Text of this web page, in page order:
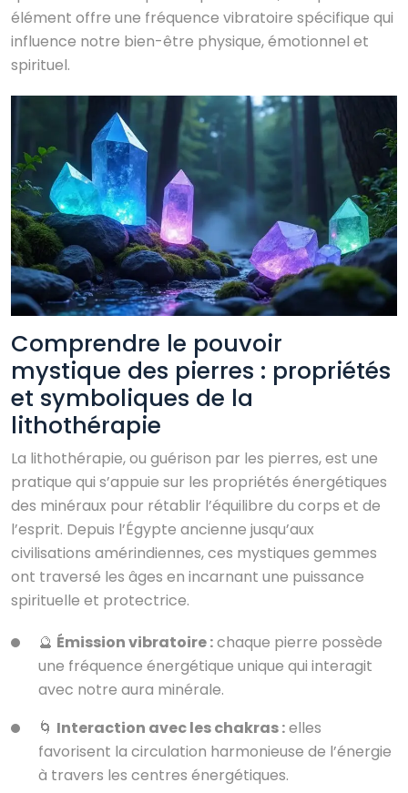
élément offre une fréquence vibratoire spécifique qui
influence notre bien-être physique, émotionnel et
spirituel.
Comprendre le pouvoir
mystique des pierres : propriétés
et symboliques de la
lithothérapie
La lithothérapie, ou guérison par les pierres, est une
pratique qui s’appuie sur les propriétés énergétiques
des minéraux pour rétablir l’équilibre du corps et de
l’esprit. Depuis l’Égypte ancienne jusqu’aux
civilisations amérindiennes, ces mystiques gemmes
ont traversé les âges en incarnant une puissance
spirituelle et protectrice.
🔮 Émission vibratoire :chaque pierre possède
une fréquence énergétique unique qui interagit
avec notre aura minérale.
🌀 Interaction avec les chakras :elles
favorisent la circulation harmonieuse de l’énergie
à travers les centres énergétiques.